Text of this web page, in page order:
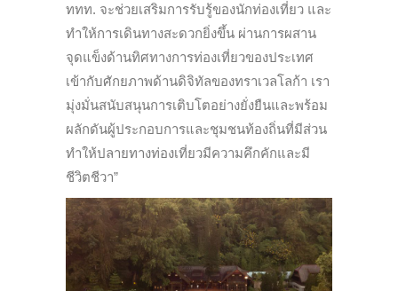
ททท. จะช่วยเสริมการรับรู้ของนักท่องเที่ยว และ
ทำให้การเดินทางสะดวกยิ่งขึ้น ผ่านการผสาน
จุดแข็งด้านทิศทางการท่องเที่ยวของประเทศ
เข้ากับศักยภาพด้านดิจิทัลของทราเวลโลก้า เรา
มุ่งมั่นสนับสนุนการเติบโตอย่างยั่งยืนและพร้อม
ผลักดันผู้ประกอบการและชุมชนท้องถิ่นที่มีส่วน
ทำให้ปลายทางท่องเที่ยวมีความคึกคักและมี
ชีวิตชีวา”